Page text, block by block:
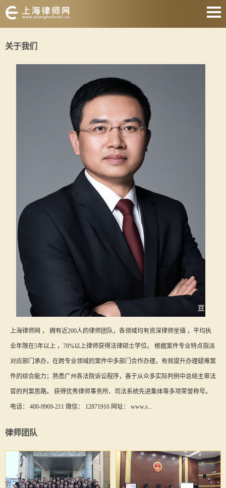
房产纠纷
合同纠纷
征地拆迁
劳动纠纷
关于我们
关于我们
上海律师网 ， 拥有近200人的律师团队，各领域均有资深律师坐镇 ，平均执
业年限在5年以上 ，70%以上律师获得法律硕士学位。 根据案件专业特点指派
对应部门承办，在跨专业领域的案件中多部门合作办理，有效提升办理疑难案
件的综合能力；熟悉广州各法院诉讼程序，善于从众多实际判例中总结主审法
官的判案思路。 获得优秀律师事务所、司法系统先进集体等多项荣誉称号。
电话： 400-9969-211 微信： 12871916 网址： www.s...
律师团队